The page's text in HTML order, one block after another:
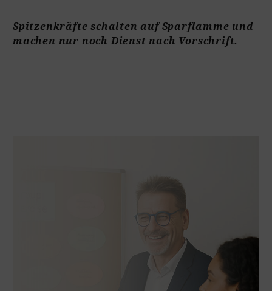
Spitzenkräfte schalten auf Sparflamme und
machen nur noch Dienst nach Vorschrift.